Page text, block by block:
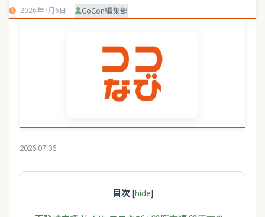
2026年7月6日 CoCon編集部
2026.07.06
目次 [hide]